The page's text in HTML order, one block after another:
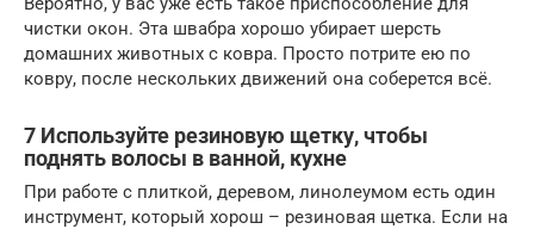
чистки окон. Эта швабра хорошо убирает шерсть
домашних животных с ковра. Просто потрите ею по
ковру, после нескольких движений она соберется всё.
7 Используйте резиновую щетку, чтобы
поднять волосы в ванной, кухне
При работе с плиткой, деревом, линолеумом есть один
инструмент, который хорош – резиновая щетка. Если на